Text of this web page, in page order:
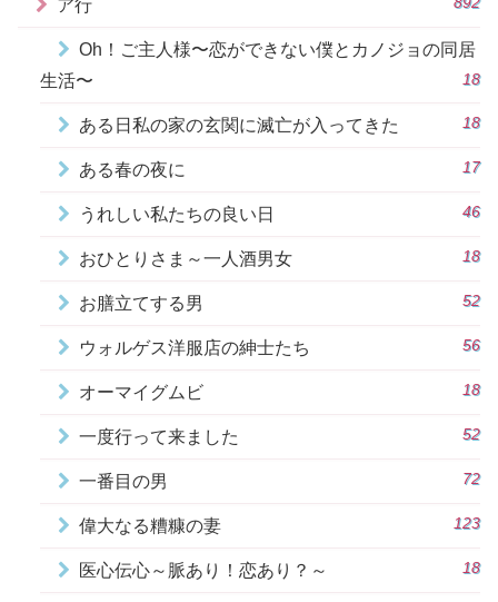
ア行
Oh！ご主人様〜恋ができない僕とカノジョの同居
生活〜
18
ある日私の家の玄関に滅亡が入ってきた 18
ある春の夜に 17
うれしい私たちの良い日 46
おひとりさま～一人酒男女 18
お膳立てする男 52
ウォルゲス洋服店の紳士たち 56
オーマイグムビ 18
一度行って来ました 52
一番目の男 72
偉大なる糟糠の妻 123
医心伝心～脈あり！恋あり？～ 18